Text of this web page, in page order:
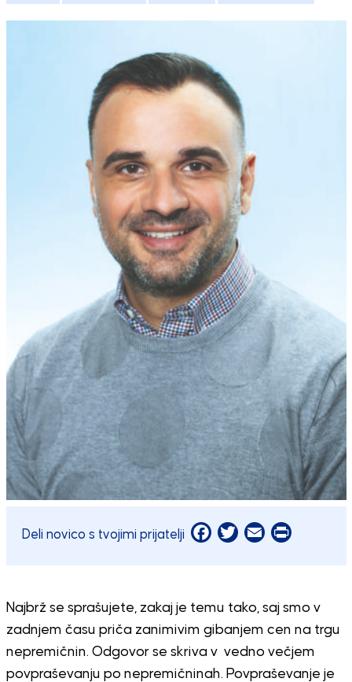
Deli novico s tvojimi prijatelji Facebook
Twitter
EmailPrint
Najbrž se sprašujete, zakaj je temu tako, saj smo v
zadnjem času priča zanimivim gibanjem cen na trgu
nepremičnin. Odgovor se skriva v vedno večjem
povpraševanju po nepremičninah. Povpraševanje je